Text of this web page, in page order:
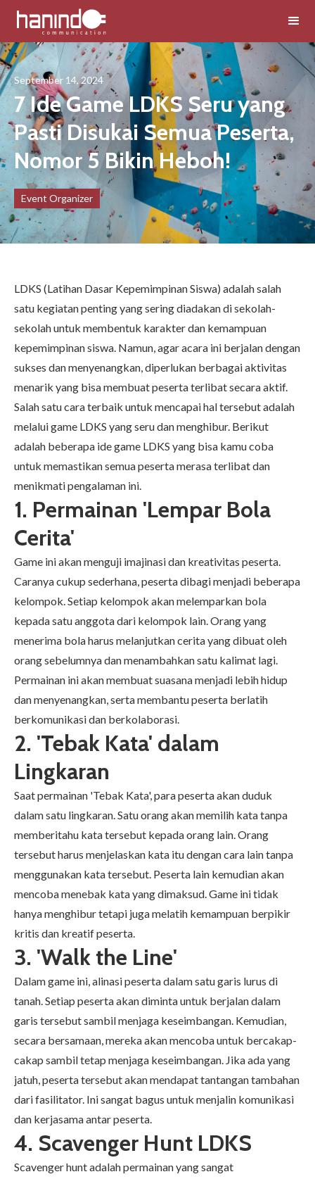
September 14, 2024
7 Ide Game LDKS Seru yang
Pasti Disukai Semua Peserta,
Nomor 5 Bikin Heboh!
Event Organizer
LDKS (Latihan Dasar Kepemimpinan Siswa) adalah salah
satu kegiatan penting yang sering diadakan di sekolah-
sekolah untuk membentuk karakter dan kemampuan
kepemimpinan siswa. Namun, agar acara ini berjalan dengan
sukses dan menyenangkan, diperlukan berbagai aktivitas
menarik yang bisa membuat peserta terlibat secara aktif.
Salah satu cara terbaik untuk mencapai hal tersebut adalah
melalui game LDKS yang seru dan menghibur. Berikut
adalah beberapa ide game LDKS yang bisa kamu coba
untuk memastikan semua peserta merasa terlibat dan
menikmati pengalaman ini.
1. Permainan 'Lempar Bola
Cerita'
Game ini akan menguji imajinasi dan kreativitas peserta.
Caranya cukup sederhana, peserta dibagi menjadi beberapa
kelompok. Setiap kelompok akan melemparkan bola
kepada satu anggota dari kelompok lain. Orang yang
menerima bola harus melanjutkan cerita yang dibuat oleh
orang sebelumnya dan menambahkan satu kalimat lagi.
Permainan ini akan membuat suasana menjadi lebih hidup
dan menyenangkan, serta membantu peserta berlatih
berkomunikasi dan berkolaborasi.
2. 'Tebak Kata' dalam
Lingkaran
Saat permainan 'Tebak Kata', para peserta akan duduk
dalam satu lingkaran. Satu orang akan memilih kata tanpa
memberitahu kata tersebut kepada orang lain. Orang
tersebut harus menjelaskan kata itu dengan cara lain tanpa
menggunakan kata tersebut. Peserta lain kemudian akan
mencoba menebak kata yang dimaksud. Game ini tidak
hanya menghibur tetapi juga melatih kemampuan berpikir
kritis dan kreatif peserta.
3. 'Walk the Line'
Dalam game ini, alinasi peserta dalam satu garis lurus di
tanah. Setiap peserta akan diminta untuk berjalan dalam
garis tersebut sambil menjaga keseimbangan. Kemudian,
secara bersamaan, mereka akan mencoba untuk bercakap-
cakap sambil tetap menjaga keseimbangan. Jika ada yang
jatuh, peserta tersebut akan mendapat tantangan tambahan
dari fasilitator. Ini sangat bagus untuk menjalin komunikasi
dan kerjasama antar peserta.
4. Scavenger Hunt LDKS
Scavenger hunt adalah permainan yang sangat